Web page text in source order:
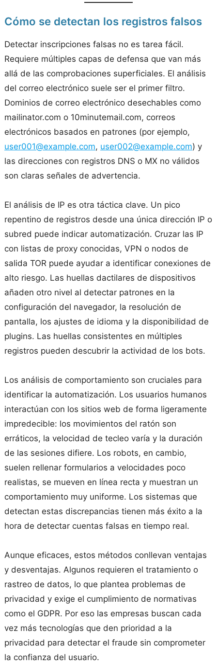
Cómo se detectan los registros falsos
Detectar inscripciones falsas no es tarea fácil.
Requiere múltiples capas de defensa que van más
allá de las comprobaciones superficiales. El análisis
del correo electrónico suele ser el primer filtro.
Dominios de correo electrónico desechables como
mailinator.com o 10minutemail.com, correos
electrónicos basados en patrones (por ejemplo,
user001@example.com, user002@example.com) y
las direcciones con registros DNS o MX no válidos
son claras señales de advertencia.
El análisis de IP es otra táctica clave. Un pico
repentino de registros desde una única dirección IP o
subred puede indicar automatización. Cruzar las IP
con listas de proxy conocidas, VPN o nodos de
salida TOR puede ayudar a identificar conexiones de
alto riesgo. Las huellas dactilares de dispositivos
añaden otro nivel al detectar patrones en la
configuración del navegador, la resolución de
pantalla, los ajustes de idioma y la disponibilidad de
plugins. Las huellas consistentes en múltiples
registros pueden descubrir la actividad de los bots.
Los análisis de comportamiento son cruciales para
identificar la automatización. Los usuarios humanos
interactúan con los sitios web de forma ligeramente
impredecible: los movimientos del ratón son
erráticos, la velocidad de tecleo varía y la duración
de las sesiones difiere. Los robots, en cambio,
suelen rellenar formularios a velocidades poco
realistas, se mueven en línea recta y muestran un
comportamiento muy uniforme. Los sistemas que
detectan estas discrepancias tienen más éxito a la
hora de detectar cuentas falsas en tiempo real.
Aunque eficaces, estos métodos conllevan ventajas
y desventajas. Algunos requieren el tratamiento o
rastreo de datos, lo que plantea problemas de
privacidad y exige el cumplimiento de normativas
como el GDPR. Por eso las empresas buscan cada
vez más tecnologías que den prioridad a la
privacidad para detectar el fraude sin comprometer
la confianza del usuario.